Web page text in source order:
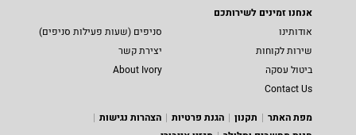
אנחנו זמינים לשירותכם
אודותינו
סניפים (שעות פעילות סניפים)
שירות לקוחות
יצירת קשר
ביטול עסקה
About Ivory
Contact Us
מפת האתר
תקנון הגנת פרטיות
הצהרות נגישות